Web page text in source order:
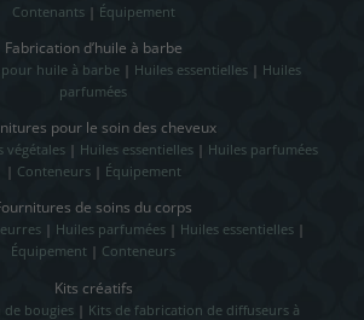
Contenants| Équipement
Fabrication d’huile à barbe
huile à barbe | Huiles essentielles | Huiles
parfumées
pour le soin des cheveux
végétales| Huiles essentielles| Huiles parfumées
| Conteneurs| Équipement
de soins du corps
| Huiles parfumées | Huiles essentielles |
Équipement | Conteneurs
Kits créatifs
de bougies | Kits de fabrication de diffuseurs à